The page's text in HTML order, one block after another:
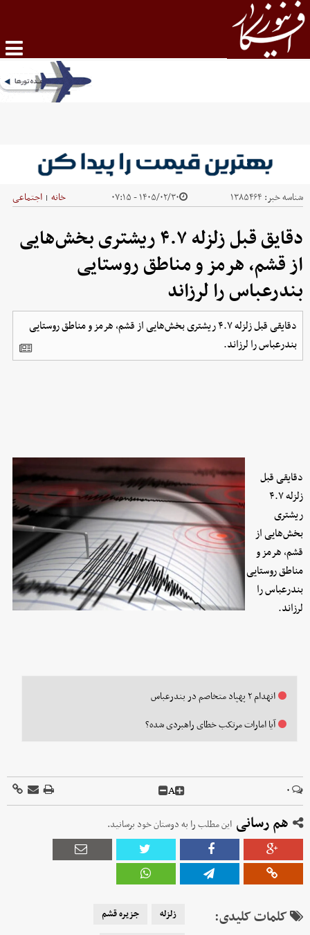
شناسه خبر: ۱۳۸۵۴۶۴ ۱۴۰۵/۰۲/۳۰ - ۰۷:۱۵ خانه | اجتماعی
دقایق قبل زلزله ۴.۷ ریشتری بخش‌هایی
از قشم، هرمز و مناطق روستایی
بندرعباس را لرزاند
دقایقی قبل زلزله ۴.۷ ریشتری بخش‌هایی از قشم، هرمز و مناطق روستایی
بندرعباس را لرزاند.
دقایقی قبل
زلزله ۴.۷
ریشتری
بخش‌هایی از
قشم، هرمز و
مناطق روستایی
بندرعباس را
لرزاند.
انهدام ۲ پهپاد متخاصم در بندرعباس
آیا امارات مرتکب خطای راهبردی شده؟
۰ A
هم رسانی این مطلب را به دوستان خود برسانید.
کلمات کلیدی: زلزله
جزیره قشم